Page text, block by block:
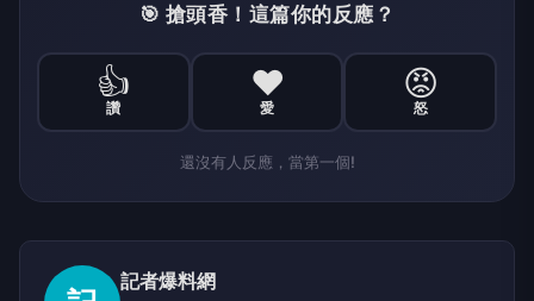
🎯 搶頭香！這篇你的反應？
👍
讚
❤️
愛
😡
怒
還沒有人反應，當第一個!
記者爆料網